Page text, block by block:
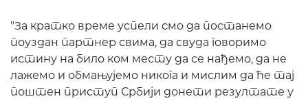
"За кратко време успели смо да постанемо
поуздан партнер свима, да свуда говоримо
истину на било ком месту да се нађемо, да не
лажемо и обмањујемо никога и мислим да ће тај
поштен приступ Србији донети резултате у